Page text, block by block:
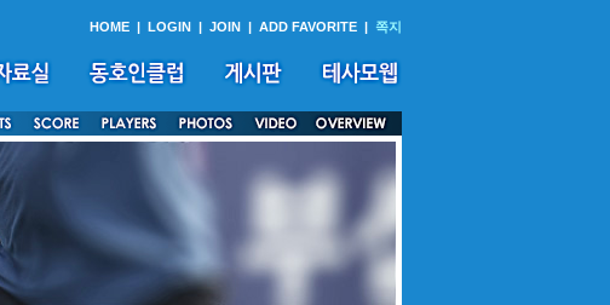
HOME | LOGIN | JOIN | ADD FAVORITE | 쪽지